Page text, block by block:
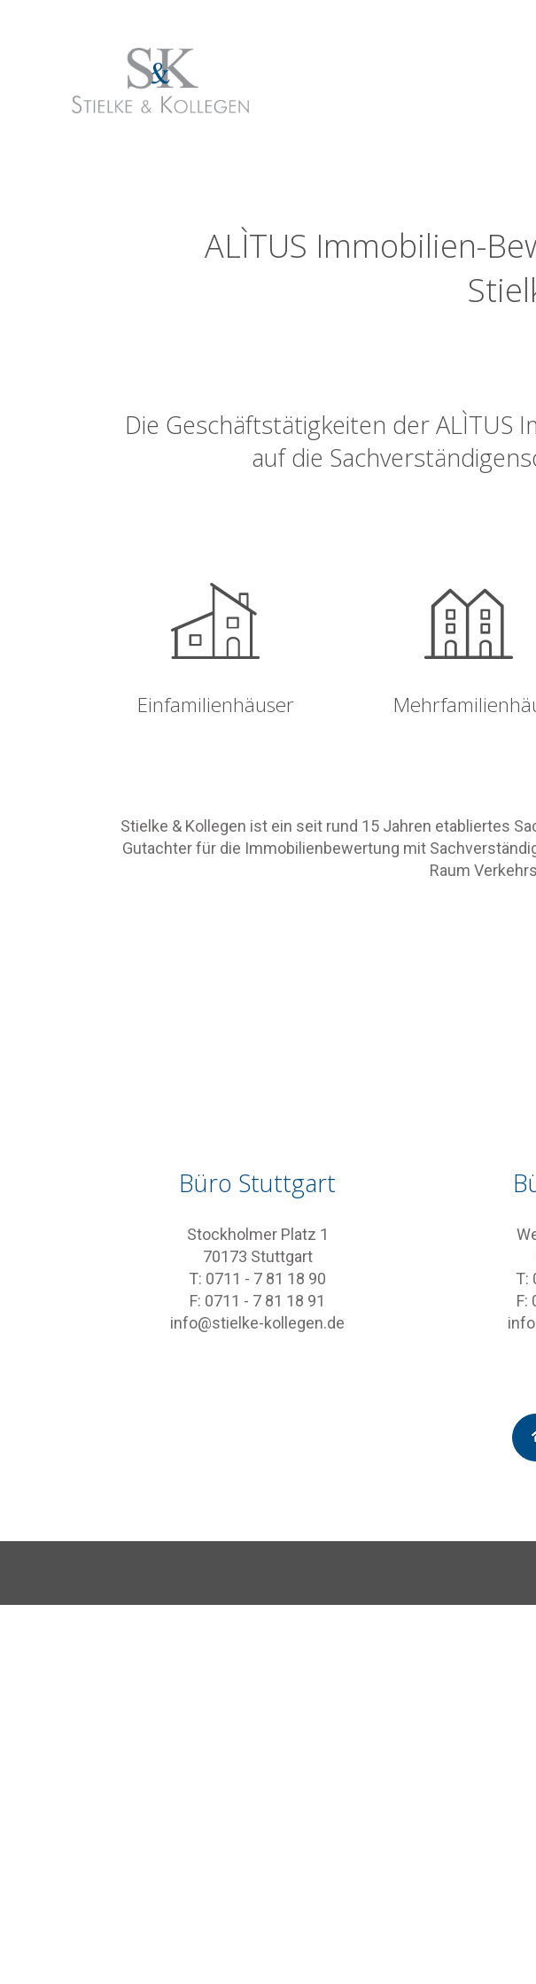
ALÌTUS Immobilien-
Die Geschäftstätigkeiten der
auf die
Einfamilienhäuser
Stielke & Kollegen ist ein seit rund 15 Jahren etabliertes
Gutachter für die Immobilienbewertung mit
Raum
Büro Stuttgart
Stockholmer Platz 1
70173 Stuttgart
T: 0711 - 7 81 18 90
F: 0711 - 7 81 18 91
info@stielke-kollegen.de
T:
F: